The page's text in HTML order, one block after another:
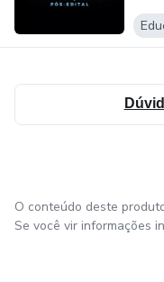
O conteúdo deste
Se você vir informações